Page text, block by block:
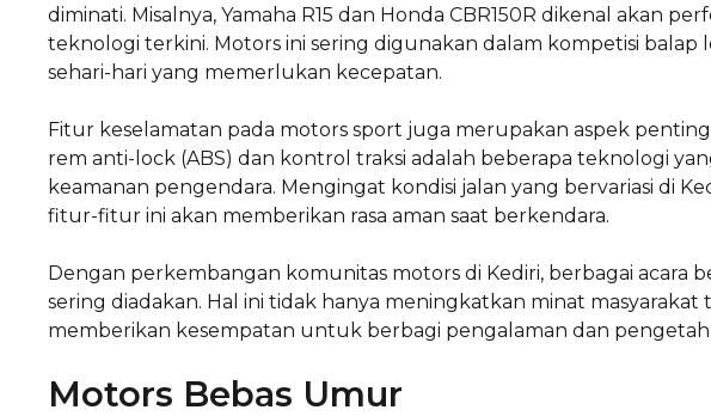
diminati. Misalnya, Yamaha R15 dan Honda CBR150R dikenal akan
teknologi terkini. Motors ini sering digunakan dalam kompetisi
sehari-hari yang memerlukan kecepatan.
Fitur keselamatan pada motors sport juga merupakan aspek
rem anti-lock (ABS) dan kontrol traksi adalah beberapa teknologi
keamanan pengendara. Mengingat kondisi jalan yang bervariasi di
fitur-fitur ini akan memberikan rasa aman saat berkendara.
Dengan perkembangan komunitas motors di Kediri, berbagai acara
sering diadakan. Hal ini tidak hanya meningkatkan minat
memberikan kesempatan untuk berbagi pengalaman dan
Motors Bebas Umur